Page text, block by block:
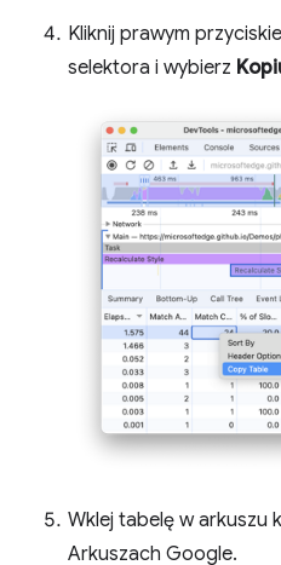
Kliknij prawym
selektora i wybierz
Wklej tabelę w arkuszu
Arkuszach Google.